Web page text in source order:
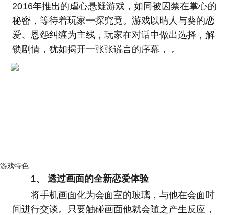
2016年推出的虐心悬疑游戏，如同被囚禁在掌心的
秘密，等待着玩家一探究竟。游戏以晴人与葵的恋
爱、恩怨纠缠为主线，玩家在对话中做出选择，解
锁剧情，犹如揭开一张张谎言的序幕， 。
游戏特色
1、 透过画面的全新恋爱体验
将手机画面化为会面室的玻璃，与他在会面时
间进行交谈。只要触碰画面他就会随之产生反应，